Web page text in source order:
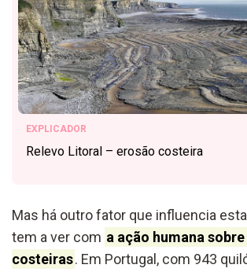
EXPLICADOR
Relevo Litoral – erosão costeira
Mas há outro fator que influencia
tem a ver com a ação humana
costeiras. Em Portugal, com 943